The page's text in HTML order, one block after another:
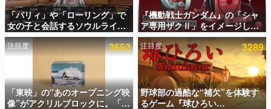
アプリセール情報
インタビュー
連載・特集一覧
殿堂入り記事
SNS拡散数が数千以上！ ページビュー数万以上！ などな
ど。多くの人々に読まれた、電ファミ渾身の“殿堂入り”記
「パリィ」や「ローリング」で
女の子と会話するソウルライク
恋愛ゲーム『小早川さんはソウ
ルライク』無料公開。返事に失
敗すると「YOU DIED」
『機動戦士ガンダム』の「シャ
ア専用ザクⅡ」をイメージした
散水ホースリールが予約開始。
本体にはシャアのパーソナルマ
ークやジオン公国軍のエンブレ
ム、型式番号などを配置
注目度 3652
「東映」の“あのオープニング映
像”がアクリルブロックに。「東
注目度 3289
野球部の過酷な“補欠”を体験す
るゲーム『球ひろい